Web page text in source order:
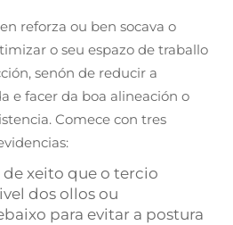
reforza ou ben socava o
o seu espazo de traballo
senón de reducir a
e facer da boa alineación o
Comece con tres
xeito que o tercio
dos ollos ou
para evitar a postura